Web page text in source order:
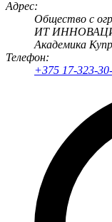
Адрес:
Общество с
ИТ
Академика
Телефон:
+375 17-323-